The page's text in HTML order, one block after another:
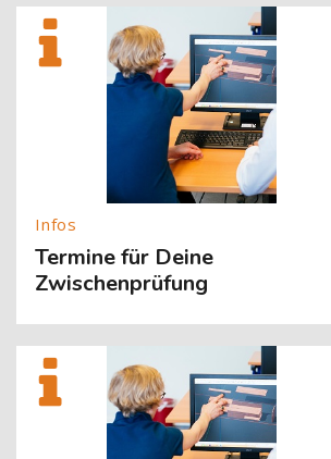
[Cocoon] About (Text with Image)
Termine für Deine
Zwischenprüfung
[Cocoon] About (Text with Image)